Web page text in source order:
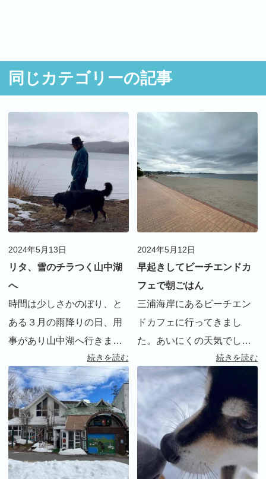
同じカテゴリーの記事
2024年5月13日
リタ、雪のチラつく山中湖
へ
時間は少しさかのぼり、と
ある３月の雨降りの日、用
事があり山中湖へ行きまし
た。 車で２時間程度の距離
なのに、山中湖周辺には雪
が残っていました。自宅の
方はだいぶ暖かくなってき
ていたので、少し驚きまし
た。自宅と山中湖では１、
２ […]
続きを読む
2024年5月12日
早起きしてビーチエンドカ
フェで朝ごはん
三浦海岸にあるビーチエン
ドカフェに行ってきまし
た。あいにくの天気でした
が、ゴールデンウィーク明
けのゆったりした朝ごはん
を楽しめました。
続きを読む